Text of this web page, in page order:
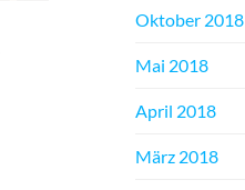
Oktober 2018
Mai 2018
April 2018
März 2018